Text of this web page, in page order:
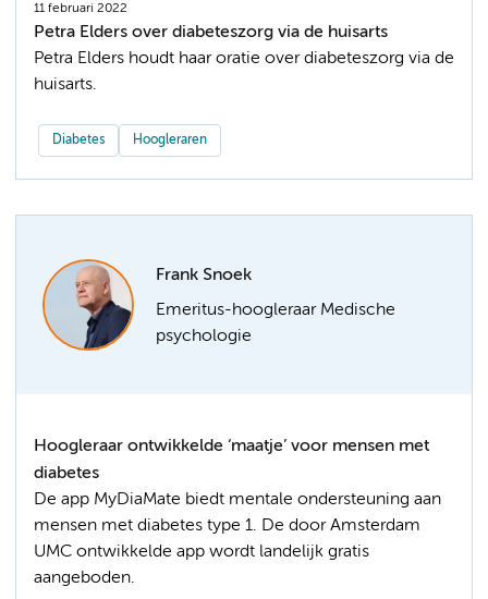
11 februari 2022
Petra Elders over diabeteszorg via de huisarts
Petra Elders houdt haar oratie over diabeteszorg via de
huisarts.
Diabetes Hoogleraren
Frank Snoek
Emeritus-hoogleraar Medische
psychologie
Hoogleraar ontwikkelde ‘maatje’ voor mensen met
diabetes
De app MyDiaMate biedt mentale ondersteuning aan
mensen met diabetes type 1. De door Amsterdam
UMC ontwikkelde app wordt landelijk gratis
aangeboden.